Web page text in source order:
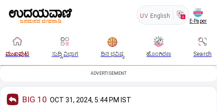
UV English
E-Paper
ಮುಖಪುಟ ಸುದ್ದಿ ವಿಭಾಗ ದಿನ ಭವಿಷ್ಯ ಹೊಂಗಿರಣ Search
ADVERTISEMENT
BIG 10 OCT 31, 2024, 5:44 PM IST